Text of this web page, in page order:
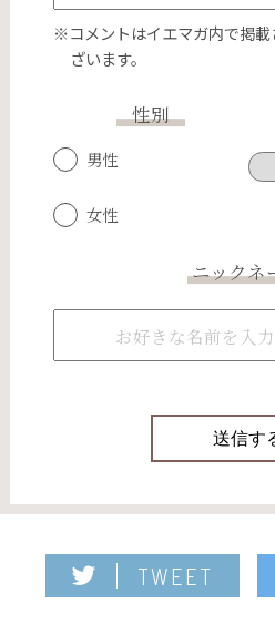
※コメントはイエマガ内で掲
ざいます。
性別
男性
女性
ニックネ
TWEET